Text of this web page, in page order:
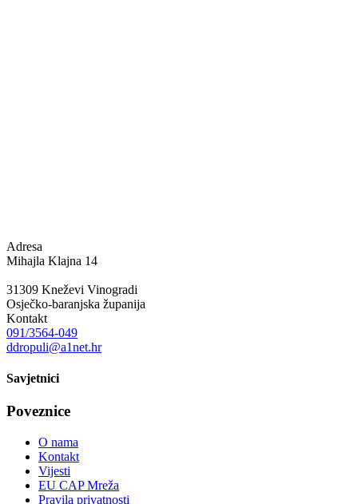
Adresa
Mihajla Klajna 14
31309 Kneževi Vinogradi
Osječko-baranjska županija
Kontakt
091/3564-049
ddropuli@a1net.hr
Savjetnici
Poveznice
O nama
Kontakt
Vijesti
EU CAP Mreža
Pravila privatnosti